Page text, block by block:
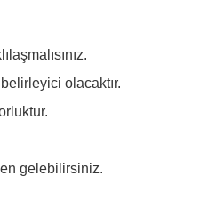
olacaktır.
gelebilirsiniz.